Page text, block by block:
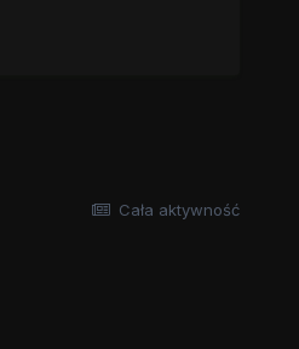
Cała aktywność